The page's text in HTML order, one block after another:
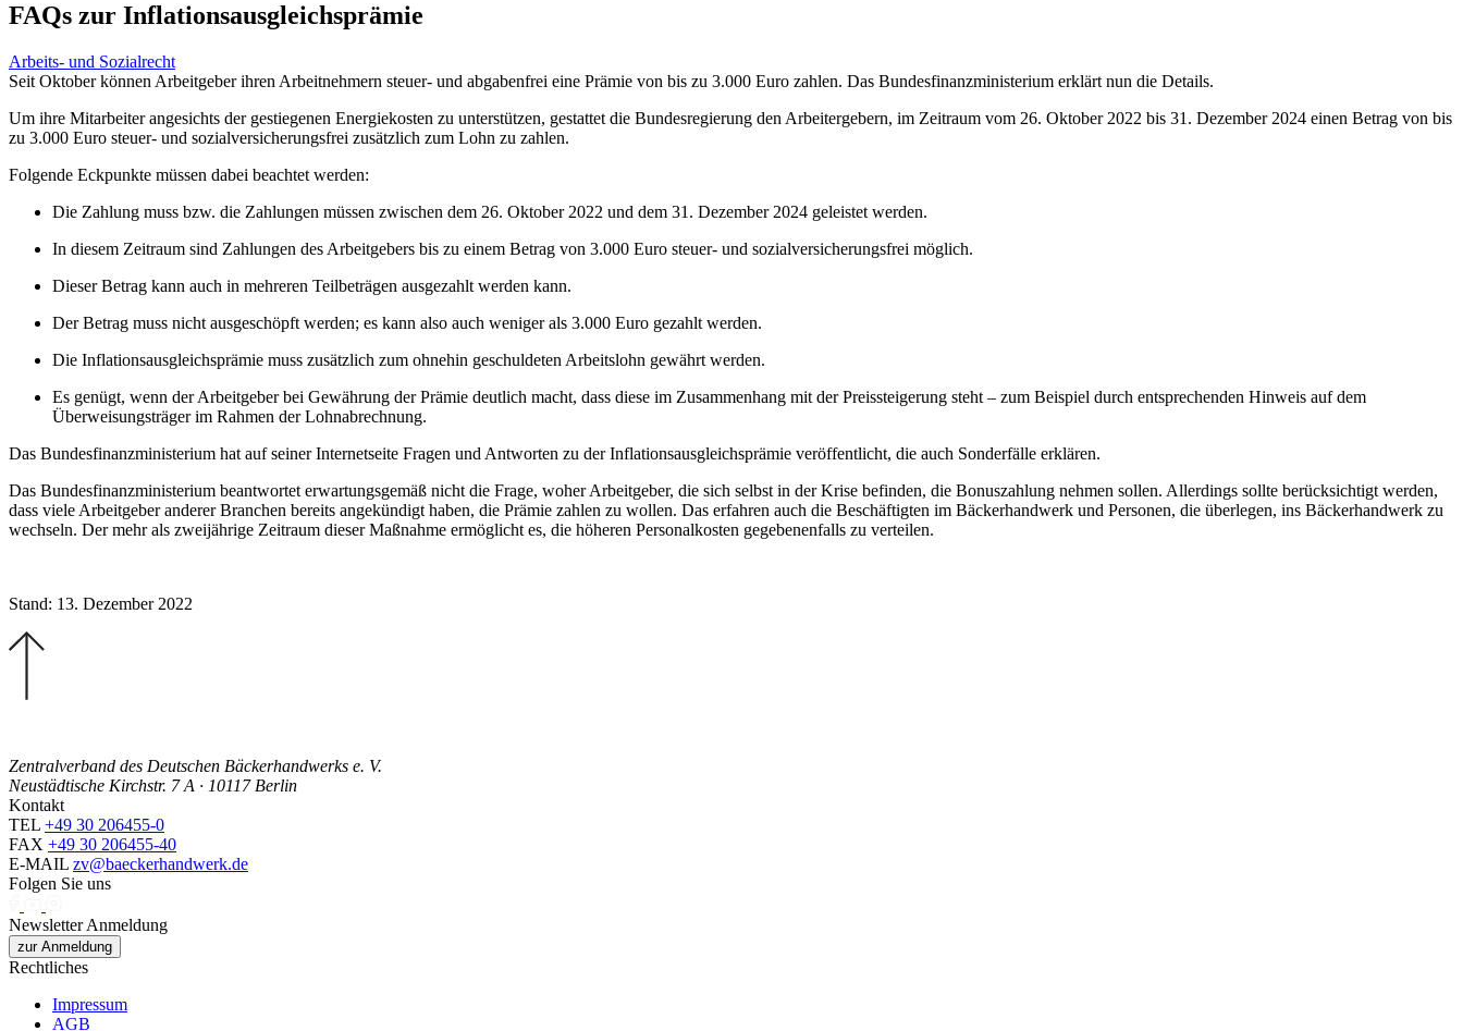
FAQs zur Inflationsausgleichsprämie
Arbeits- und Sozialrecht
Seit Oktober können Arbeitgeber ihren Arbeitnehmern steuer- und abgabenfrei eine Prämie von bis zu 3.000 Euro zahlen. Das Bundesfinanzministerium erklärt nun die Details.
Um ihre Mitarbeiter angesichts der gestiegenen Energiekosten zu unterstützen, gestattet die Bundesregierung den Arbeitergebern, im Zeitraum vom 26. Oktober 2022 bis 31. Dezember 2024 einen Betrag von bis
zu 3.000 Euro steuer- und sozialversicherungsfrei zusätzlich zum Lohn zu zahlen.
Folgende Eckpunkte müssen dabei beachtet werden:
Die Zahlung muss bzw. die Zahlungen müssen zwischen dem 26. Oktober 2022 und dem 31. Dezember 2024 geleistet werden.
In diesem Zeitraum sind Zahlungen des Arbeitgebers bis zu einem Betrag von 3.000 Euro steuer- und sozialversicherungsfrei möglich.
Dieser Betrag kann auch in mehreren Teilbeträgen ausgezahlt werden kann.
Der Betrag muss nicht ausgeschöpft werden; es kann also auch weniger als 3.000 Euro gezahlt werden.
Die Inflationsausgleichsprämie muss zusätzlich zum ohnehin geschuldeten Arbeitslohn gewährt werden.
Es genügt, wenn der Arbeitgeber bei Gewährung der Prämie deutlich macht, dass diese im Zusammenhang mit der Preissteigerung steht – zum Beispiel durch entsprechenden Hinweis auf dem
Überweisungsträger im Rahmen der Lohnabrechnung.
Das Bundesfinanzministerium hat auf seiner Internetseite Fragen und Antworten zu der Inflationsausgleichsprämie veröffentlicht, die auch Sonderfälle erklären.
Das Bundesfinanzministerium beantwortet erwartungsgemäß nicht die Frage, woher Arbeitgeber, die sich selbst in der Krise befinden, die Bonuszahlung nehmen sollen. Allerdings sollte berücksichtigt werden,
dass viele Arbeitgeber anderer Branchen bereits angekündigt haben, die Prämie zahlen zu wollen. Das erfahren auch die Beschäftigten im Bäckerhandwerk und Personen, die überlegen, ins Bäckerhandwerk zu
wechseln. Der mehr als zweijährige Zeitraum dieser Maßnahme ermöglicht es, die höheren Personalkosten gegebenenfalls zu verteilen.
Stand: 13. Dezember 2022
Zentralverband des Deutschen Bäckerhandwerks e. V.
Neustädtische Kirchstr. 7 A · 10117 Berlin
Kontakt
TEL +49 30 206455-0
FAX +49 30 206455-40
E-MAIL zv@baeckerhandwerk.de
Folgen Sie uns
Newsletter Anmeldung
zur Anmeldung
Rechtliches
Impressum
AGB